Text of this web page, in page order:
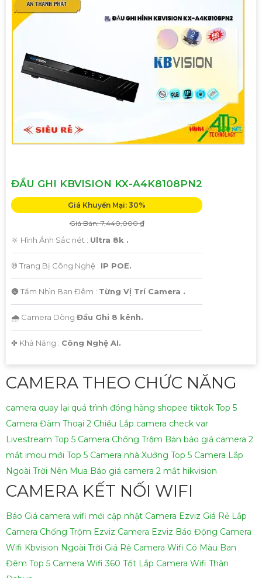
ĐẦU GHI KBVISION KX-A4K8108PN2
Giá Khuyến Mại: 30%
Giá Bán: 7,440,000 ₫
🔆 Hình Ảnh Sắc nét : Ultra 8k .
®️ Trang Bị Công Nghệ : IP POE.
🌚 Tầm Nhìn Ban Đêm : Từng Vị Trí Camera .
🌧️ Camera Dòng Đầu Ghi 8 kênh.
️✤ Khả Năng : Công Nghệ AI.
CAMERA THEO CHỨC NĂNG
camera quay lại quá trình đóng hàng shopee tiktok Top 5
Camera Đàm Thoại 2 Chiều Lắp camera check var
Livestream Top 5 Camera Chống Trộm Bản báo giá camera 2
mắt imou mới Top 5 Camera nhà Xưởng Top 5 Camera Lắp
Ngoài Trời Nên Mua Báo giá camera 2 mắt hikvision
CAMERA KẾT NỐI WIFI
Báo Giá camera wifi mới cập nhật Camera Ezviz Giá Rẻ Lắp
Camera Chống Trộm Ezviz Camera Ezviz Báo Động Camera
Wifi Kbvision Ngoài Trời Giá Rẻ Camera Wifi Có Màu Ban
Đêm Top 5 Camera Wifi 360 Tốt Lắp Camera Wifi Thân